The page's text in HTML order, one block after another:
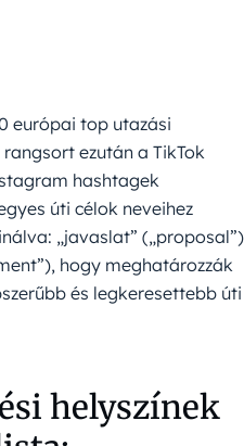
európai top utazási
ezután a TikTok
hashtagek
úti célok neveihez
„javaslat” („proposal”)
hogy meghatározzák
és legkeresettebb úti
helyszínek